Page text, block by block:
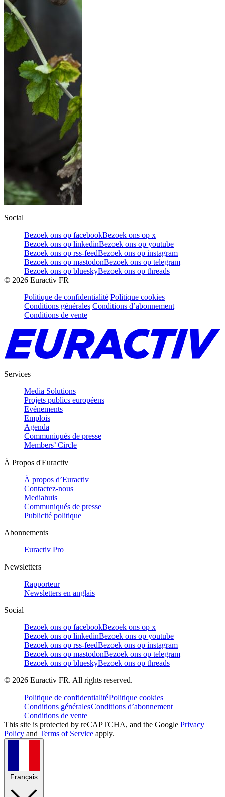
Social
Bezoek ons op facebookBezoek ons op x
Bezoek ons op linkedinBezoek ons op youtube
Bezoek ons op rss-feedBezoek ons op instagram
Bezoek ons op mastodonBezoek ons op telegram
Bezoek ons op blueskyBezoek ons op threads
© 2026 Euractiv FR
Politique de confidentialité Politique cookies
Conditions générales Conditions d’abonnement
Conditions de vente
Services
Media Solutions
Projets publics européens
Evénements
Emplois
Agenda
Communiqués de presse
Members’ Circle
À Propos d'Euractiv
À propos d’Euractiv
Contactez-nous
Mediahuis
Communiqués de presse
Publicité politique
Abonnements
Euractiv Pro
Newsletters
Rapporteur
Newsletters en anglais
Social
Bezoek ons op facebookBezoek ons op x
Bezoek ons op linkedinBezoek ons op youtube
Bezoek ons op rss-feedBezoek ons op instagram
Bezoek ons op mastodonBezoek ons op telegram
Bezoek ons op blueskyBezoek ons op threads
© 2026 Euractiv FR. All rights reserved.
Politique de confidentialitéPolitique cookies
Conditions généralesConditions d’abonnement
Conditions de vente
This site is protected by reCAPTCHA, and the Google Privacy
Policy and Terms of Service apply.
Français